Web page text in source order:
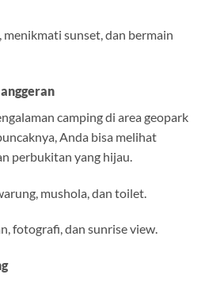
sunset, dan bermain
camping di area geopark
Anda bisa melihat
perbukitan yang hijau.
mushola, dan toilet.
fotografi, dan sunrise view.